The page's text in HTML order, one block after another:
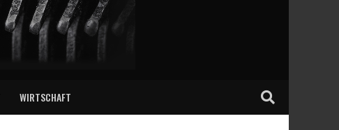
WIRTSCHAFT